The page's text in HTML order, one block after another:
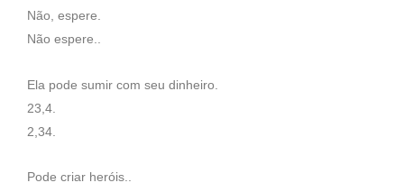
Não, espere.
Não espere..
Ela pode sumir com seu dinheiro.
23,4.
2,34.
Pode criar heróis..